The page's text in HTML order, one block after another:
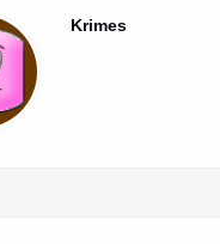
Krimes